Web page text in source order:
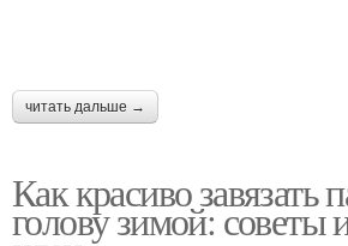
читать дальше →
Как красиво завязать
голову зимой: советы